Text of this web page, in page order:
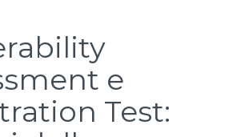
e
Test: